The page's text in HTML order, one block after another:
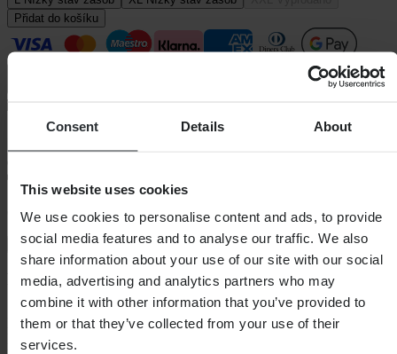
Consent Details About
This website uses cookies
We use cookies to personalise content and ads, to provide
social media features and to analyse our traffic. We also
share information about your use of our site with our social
media, advertising and analytics partners who may
combine it with other information that you’ve provided to
them or that they’ve collected from your use of their
services.
Přidat do košíku
Standardní 3–5 dní
60denní lhůta pro vrácení
Zobrazit podmínky vrácení
Popis
Zažijte maximální ochranu a pohodlí s legínami Bowtex ELITE –
nejbezpečnějšími v naší kolekci, hrdě certifikovanými podle
nejvyššího bezpečnostního standardu CE: AAA. Legíny Elite,